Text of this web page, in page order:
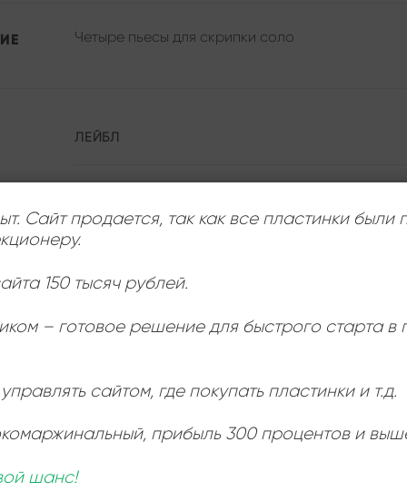
Четыре пьесы для скрипки соло
ЛЕЙБЛ
СОСТОЯНИЕ
Сайт продается, так как все пластинки были
150 тысяч рублей.
– готовое решение для быстрого старта в
сайтом, где покупать пластинки и т.д.
, прибыль 300 процентов и
шанс!